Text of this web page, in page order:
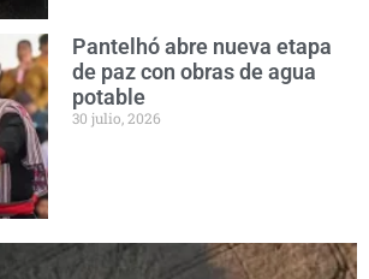
Pantelhó abre nueva etapa
de paz con obras de agua
potable
30 julio, 2026